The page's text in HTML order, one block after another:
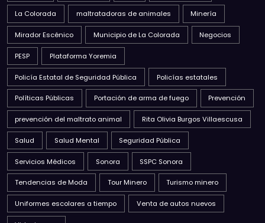
La Colorada maltratadoras de animales Minería
Mirador Escénico Municipio de La Colorada Negocios
PESP Plataforma Yoremia
Policía Estatal de Seguridad Pública Policías estatales
Políticas Públicas Portación de arma de fuego Prevención
prevención del maltrato animal Rita Olivia Burgos Villaescusa
Salud Salud Mental Seguridad Pública
Servicios Médicos Sonora SSPC Sonora
Tendencias de Moda Tour Minero Turismo minero
Uniformes escolares a tiempo Venta de autos nuevos